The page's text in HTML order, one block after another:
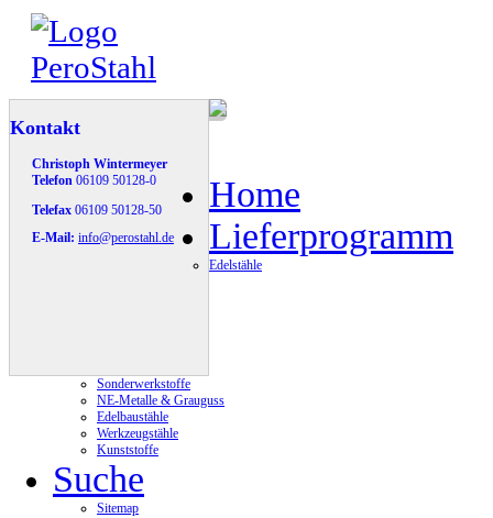
Kontakt
Christoph Wintermeyer
Telefon 06109 50128-0
Telefax 06109 50128-50
E-Mail: info@perostahl.de
Home
Lieferprogramm
Edelstähle
Sonderwerkstoffe
NE-Metalle & Grauguss
Edelbaustähle
Werkzeugstähle
Kunststoffe
Suche
Sitemap